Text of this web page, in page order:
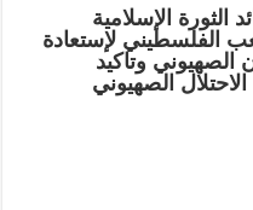
الإسلامية
الفلسطيني لإستعادة
الصهيوني وتاكيد
الصهيوني